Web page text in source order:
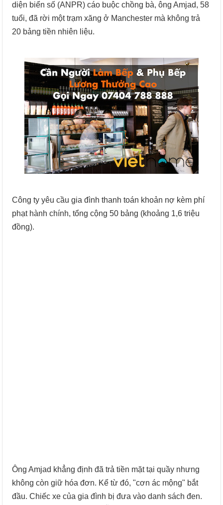
diện biển số (ANPR) cáo buộc chồng bà, ông Amjad, 58
tuổi, đã rời một trạm xăng ở Manchester mà không trả
20 bảng tiền nhiên liệu.
Công ty yêu cầu gia đình thanh toán khoản nợ kèm phí
phạt hành chính, tổng cộng 50 bảng (khoảng 1,6 triệu
đồng).
Ông Amjad khẳng định đã trả tiền mặt tại quầy nhưng
không còn giữ hóa đơn. Kể từ đó, "cơn ác mộng" bắt
đầu. Chiếc xe của gia đình bị đưa vào danh sách đen.